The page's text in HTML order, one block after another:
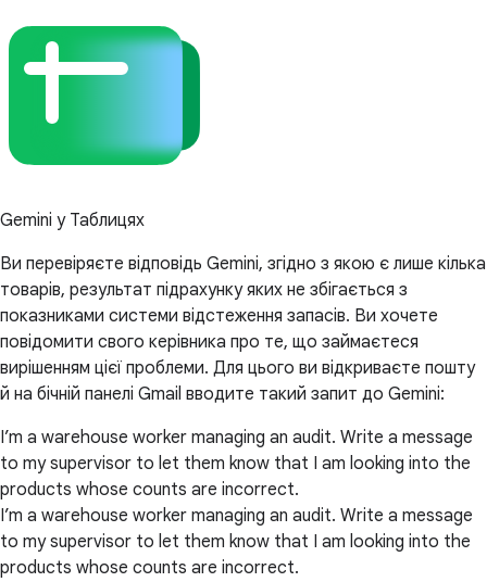
Gemini у Таблицях
Ви перевіряєте відповідь Gemini, згідно з якою є лише кілька
товарів, результат підрахунку яких не збігається з
показниками системи відстеження запасів. Ви хочете
повідомити свого керівника про те, що займаєтеся
вирішенням цієї проблеми. Для цього ви відкриваєте пошту
й на бічній панелі Gmail вводите такий запит до Gemini:
I’m a warehouse worker managing an audit. Write a message
to my supervisor to let them know that I am looking into the
products whose counts are incorrect.
I’m a warehouse worker managing an audit. Write a message
to my supervisor to let them know that I am looking into the
products whose counts are incorrect.